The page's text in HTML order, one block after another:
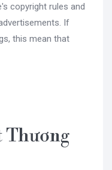
copyright rules and
If
this mean that
Thương